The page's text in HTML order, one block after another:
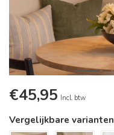
€45,95 Incl. btw
Vergelijkbare varianten